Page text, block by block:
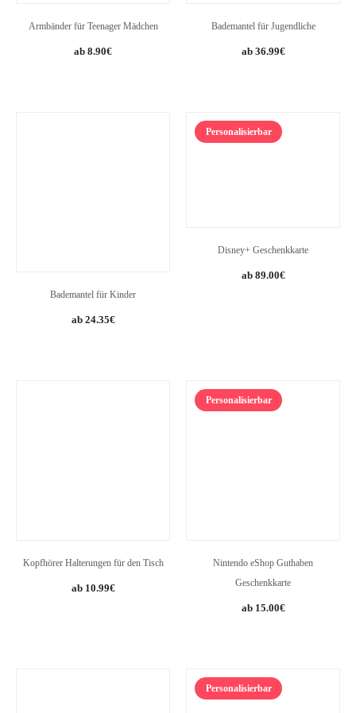
Armbänder für Teenager Mädchen
8.90€
Bademantel für Jugendliche
36.99€
Bademantel für Kinder
Original
24.35€Current
Personalisierbar
Disney+ Geschenkkarte
89.00€
Kopfhörer Halterungen für den Tisch
10.99€
Personalisierbar
Nintendo eShop Guthaben
Geschenkkarte
15.00€
Personalisierbar